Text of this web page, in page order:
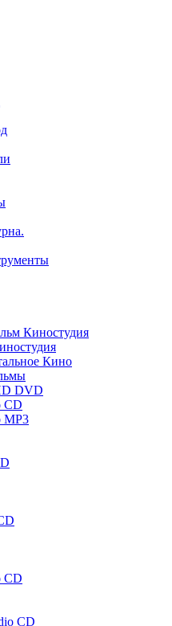
Киностудия
Кино
DVD
CD
MP3
CD
CD